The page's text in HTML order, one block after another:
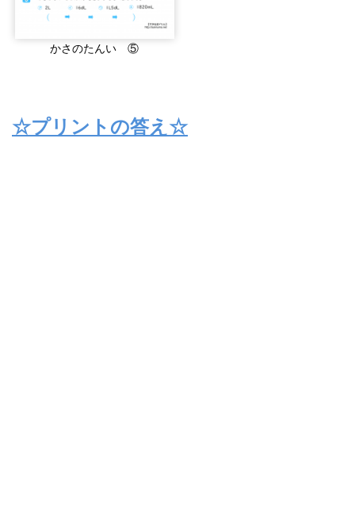
かさのたんい ⑤
☆プリントの答え☆